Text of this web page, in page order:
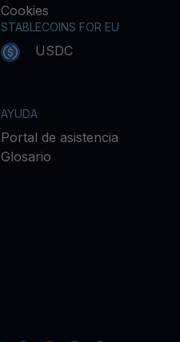
Cookies
STABLECOINS FOR EU
USDC
AYUDA
Portal de asistencia
Glosario